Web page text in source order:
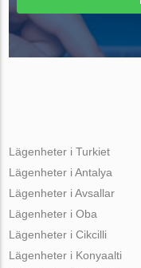
Lägenheter i Turkiet
Lägenheter i Antalya
Lägenheter i Avsallar
Lägenheter i Oba
Lägenheter i Cikcilli
Lägenheter i Konyaalti